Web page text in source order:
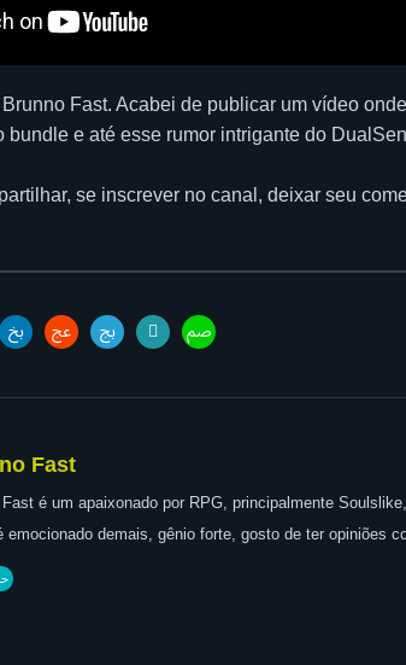
Fast. Acabei de publicar um vídeo
bundle e até esse rumor intrigante do
se inscrever no canal, deixar seu
Fast
Fast é um apaixonado por RPG, principalmente
emocionado demais, gênio forte, gosto de ter opiniões